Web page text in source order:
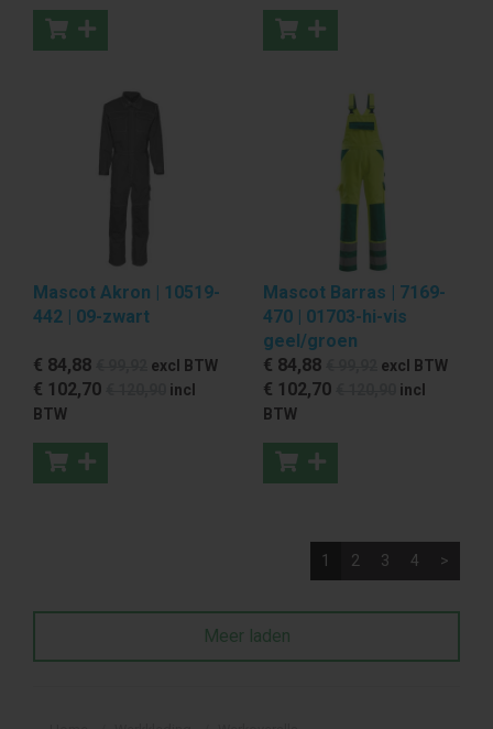
Mascot Akron | 10519-
442 | 09-zwart
€ 84,88 excl BTW
€ 102,70
incl
BTW
Mascot Barras | 7169-
470 | 01703-hi-vis
geel/groen
€ 84,88 excl BTW
€ 102,70
incl
BTW
1 2 3 4 >
Meer laden